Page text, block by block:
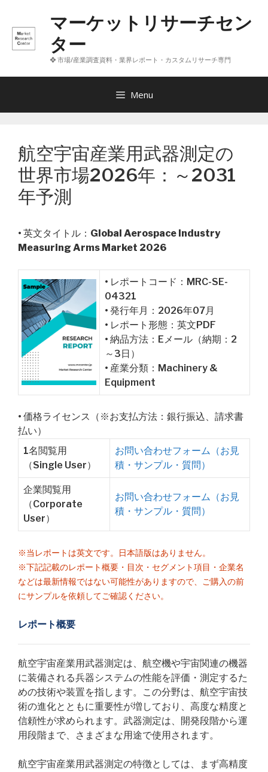
へ
マーケットリサーチセン
ター
❖ 市場/産業調査資料・業界レポート・カスタムリサーチ専門
Menu
航空宇宙産業用武器測定の
世界市場2026年：～2031
年予測
• 英文タイトル： Global Aerospace Industry
Measuring Arms Market 2026
• レポートコード：MRC-SE-
04321
• 発行年月：2026年07月
• レポート形態：英文PDF
• 納品方法：Eメール（納期：2
～3日）
• 産業分類：Machinery &
Equipment
• 価格ライセンス（※お支払方法：銀行振込、請求書
払い）
1名閲覧用
（Single User）
お問い合わせフォーム（お見
積・サンプル・質問）
企業閲覧用
（Corporate
User）
お問い合わせフォーム（お見
積・サンプル・質問）
※当レポートは英文です。日本語版はありません。
※下記記載のレポート概要・目次・セグメント項目・企業名
などは最新情報ではない可能性がありますので、ご購入の前
にサンプルを依頼してご確認ください。
レポート概要
航空宇宙産業用武器測定は、航空機や宇宙関連の機器
に装備される兵器システムの性能を評価・測定するた
めの技術や装置を指します。この分野は、航空宇宙技
術の進化とともに重要性が増しており、高度な精度と
信頼性が求められます。武器測定は、開発段階から運
用段階まで、さまざまな用途で使用されます。
航空宇宙産業用武器測定の特徴としては、まず高精度